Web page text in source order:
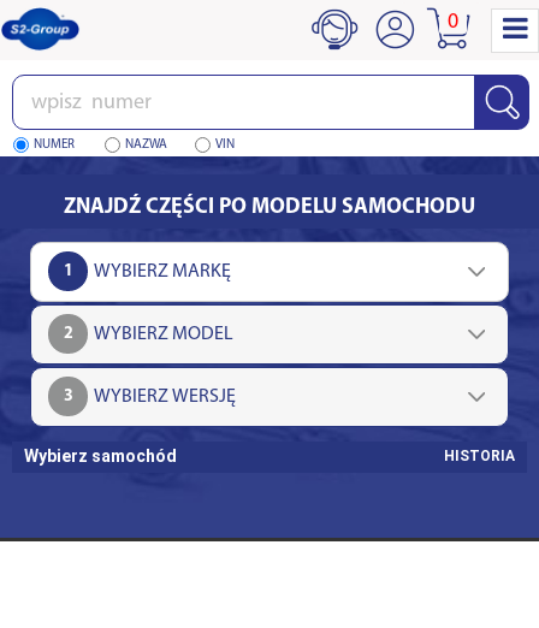
Wpisz
numer
NUMER NAZWA VIN
0
ZNAJDŹ CZĘŚCI PO MODELU SAMOCHODU
1
2
3
Wybierz samochód HISTORIA